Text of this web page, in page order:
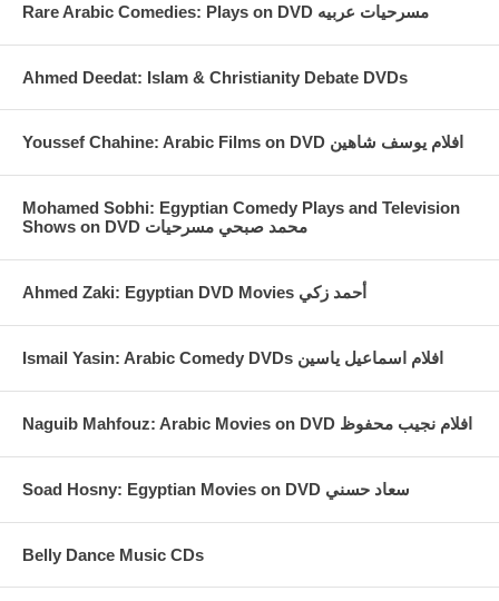
Rare Arabic Comedies: Plays on DVD مسرحيات عربيه
Ahmed Deedat: Islam & Christianity Debate DVDs
Youssef Chahine: Arabic Films on DVD افلام يوسف شاهين
Mohamed Sobhi: Egyptian Comedy Plays and Television
Shows on DVD محمد صبحي مسرحيات
Ahmed Zaki: Egyptian DVD Movies أحمد زكي
Ismail Yasin: Arabic Comedy DVDs افلام اسماعيل ياسين
Naguib Mahfouz: Arabic Movies on DVD افلام نجيب محفوظ
Soad Hosny: Egyptian Movies on DVD سعاد حسني
Belly Dance Music CDs